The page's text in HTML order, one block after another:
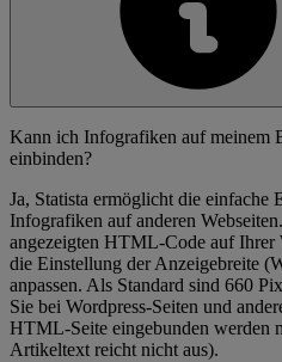
Kann ich Infografiken auf meinem
einbinden?
Ja, Statista ermöglicht die einfache
Infografiken auf anderen
angezeigten HTML-Code auf Ihrer
die Einstellung der Anzeigebreite
anpassen. Als Standard sind 660
Sie bei Wordpress-Seiten und
HTML-Seite eingebunden werden
Artikeltext reicht nicht aus).